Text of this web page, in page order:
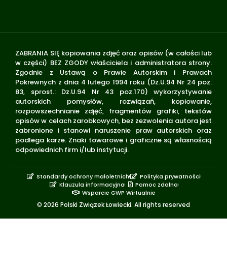
ZABRANIA SIĘ kopiowania zdjęć oraz opisów (w całości lub
w części) BEZ ZGODY właściciela i administratora strony.
Zgodnie z Ustawą o Prawie Autorskim i Prawach
Pokrewnych z dnia 4 lutego 1994 roku (Dz.U.94 Nr 24 poz.
83, sprost.: Dz.U.94 Nr 43 poz.170) wykorzystywanie
autorskich pomysłów, rozwiązań, kopiowanie,
rozpowszechnianie zdjęć, fragmentów grafiki, tekstów
opisów w celach zarobkowych, bez zezwolenia autora jest
zabronione i stanowi naruszenie praw autorskich oraz
podlega karze. Znaki towarowe i graficzne są własnością
odpowiednich firm i/lub instytucji.
© 2026 Polski Związek Łowiecki. All rights reserved
Standardy ochrony małoletnich
Polityka prywatności
Klauzula informacyjna
Pomoc zdalna
Wsparcie GWP Wirtualnie